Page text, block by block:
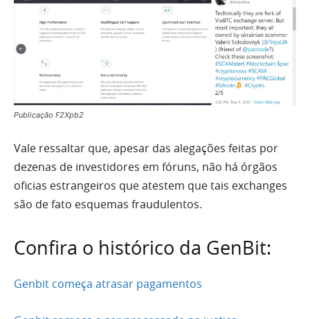
Publicação F2Xpb2
Vale ressaltar que, apesar das alegações feitas por
dezenas de investidores em fóruns, não há órgãos
oficias estrangeiros que atestem que tais exchanges
são de fato esquemas fraudulentos.
Confira o histórico da GenBit:
Genbit começa atrasar pagamentos